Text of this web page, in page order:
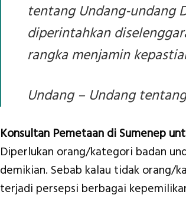
tentang Undang-undang
diperintahkan
rangka menjamin
Undang – Undang
Konsultan Pemetaan di Sumenep
Diperlukan orang/kategori badan
demikian. Sebab kalau tidak orang/
terjadi persepsi berbagai